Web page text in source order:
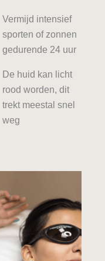
Vermijd intensief
sporten of zonnen
gedurende 24 uur
De huid kan licht
rood worden, dit
trekt meestal snel
weg